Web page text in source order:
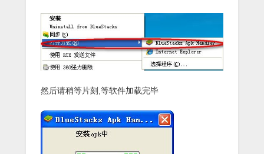
然后请稍等片刻,等软件加载完毕